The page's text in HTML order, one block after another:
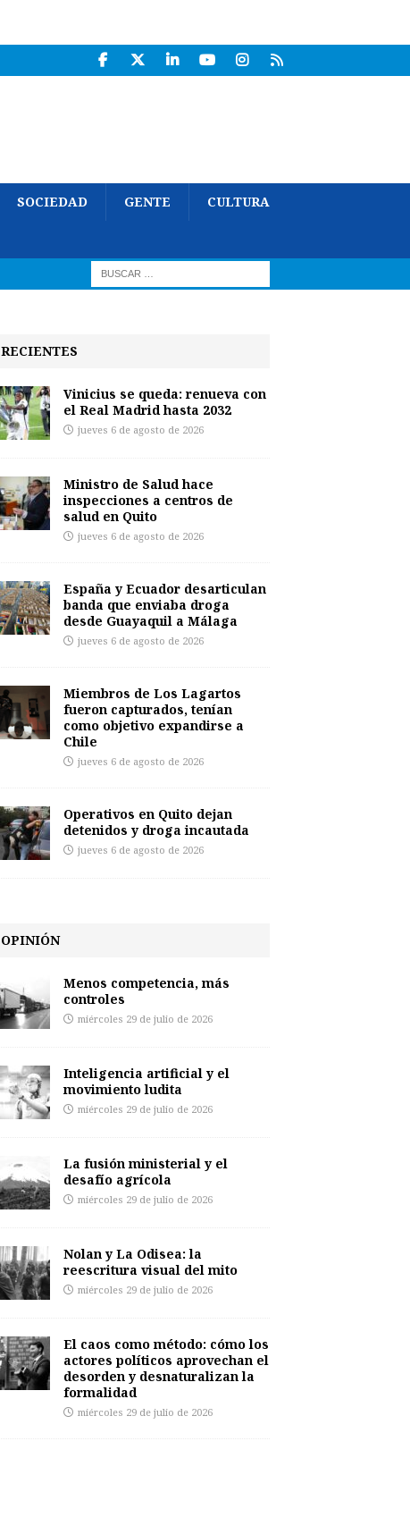
SOCIEDAD GENTE CULTURA
RECIENTES
Vinicius se queda: renueva con
el Real Madrid hasta 2032
jueves 6 de agosto de 2026
Ministro de Salud hace
inspecciones a centros de
salud en Quito
jueves 6 de agosto de 2026
España y Ecuador desarticulan
banda que enviaba droga
desde Guayaquil a Málaga
jueves 6 de agosto de 2026
Miembros de Los Lagartos
fueron capturados, tenían
como objetivo expandirse a
Chile
jueves 6 de agosto de 2026
Operativos en Quito dejan
detenidos y droga incautada
jueves 6 de agosto de 2026
OPINIÓN
Menos competencia, más
controles
miércoles 29 de julio de 2026
Inteligencia artificial y el
movimiento ludita
miércoles 29 de julio de 2026
La fusión ministerial y el
desafío agrícola
miércoles 29 de julio de 2026
Nolan y La Odisea: la
reescritura visual del mito
miércoles 29 de julio de 2026
El caos como método: cómo los
actores políticos aprovechan el
desorden y desnaturalizan la
formalidad
miércoles 29 de julio de 2026